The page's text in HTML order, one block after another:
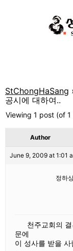
StChongHaSang
공시에 대하여..
Viewing 1 post (of 1
Author
June 9, 2009 at 1:01
정하
천주교회의 결
문에
이 성사를 받을